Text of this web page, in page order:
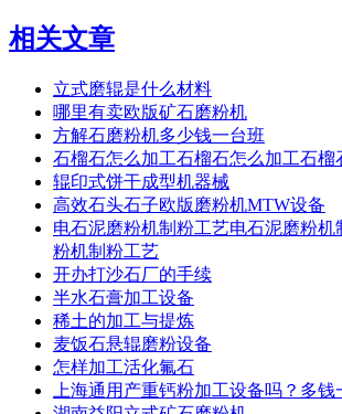
相关文章
立式磨辊是什么材料
哪里有卖欧版矿石磨粉机
方解石磨粉机多少钱一台班
石榴石怎么加工石榴石怎么加工石榴
辊印式饼干成型机器械
高效石头石子欧版磨粉机MTW设备
电石泥磨粉机制粉工艺电石泥磨粉机
粉机制粉工艺
开办打沙石厂的手续
半水石膏加工设备
稀土的加工与提炼
麦饭石悬辊磨粉设备
怎样加工活化氟石
上海通用产重钙粉加工设备吗？多钱